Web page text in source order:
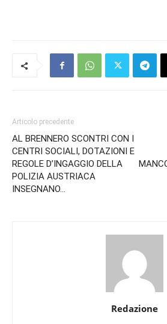
Articolo precedente
AL BRENNERO SCONTRI CON I
CENTRI SOCIALI, DOTAZIONI E
REGOLE D’INGAGGIO DELLA
POLIZIA AUSTRIACA
INSEGNANO…
Redazione